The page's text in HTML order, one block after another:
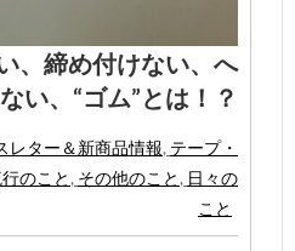
、締め付けない、へ
い、“ゴム”とは！？
レター＆新商品情報, テープ・
のこと , その他のこと , 日々の
こと